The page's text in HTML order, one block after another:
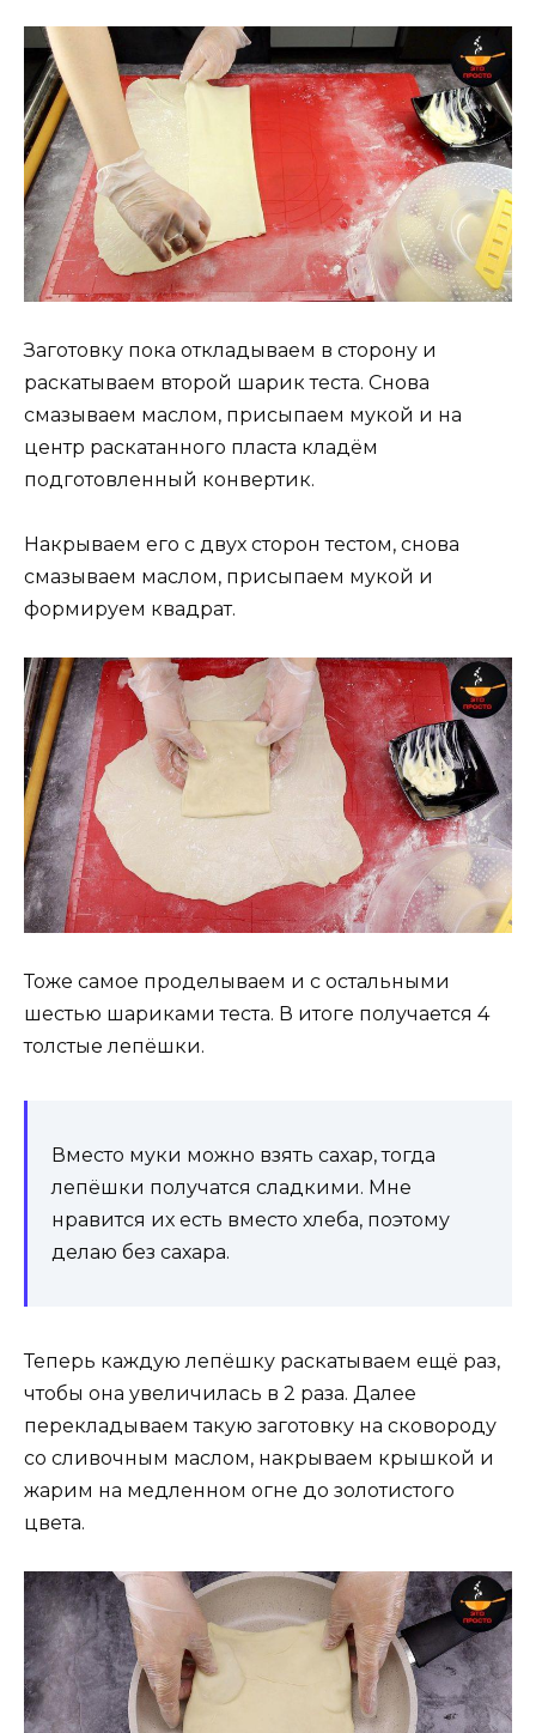
Заготовку пока откладываем в сторону и
раскатываем второй шарик теста. Снова
смазываем маслом, присыпаем мукой и на
центр раскатанного пласта кладём
подготовленный конвертик.
Накрываем его с двух сторон тестом, снова
смазываем маслом, присыпаем мукой и
формируем квадрат.
Тоже самое проделываем и с остальными
шестью шариками теста. В итоге получается 4
толстые лепёшки.
Вместо муки можно взять сахар, тогда
лепёшки получатся сладкими. Мне
нравится их есть вместо хлеба, поэтому
делаю без сахара.
Теперь каждую лепёшку раскатываем ещё раз,
чтобы она увеличилась в 2 раза. Далее
перекладываем такую заготовку на сковороду
со сливочным маслом, накрываем крышкой и
жарим на медленном огне до золотистого
цвета.